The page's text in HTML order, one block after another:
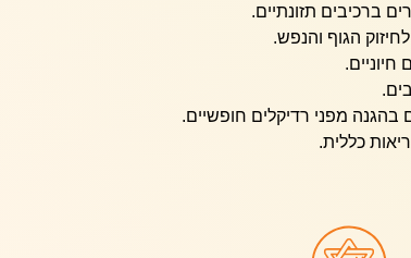
ברכיבים תזונתיים.
חיוניים.
בהגנה מפני רדיקלים חופשיים.
כללית.